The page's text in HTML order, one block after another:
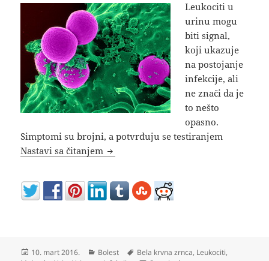
Leukociti u
urinu mogu
biti signal,
koji ukazuje
na postojanje
infekcije, ali
ne znači da je
to nešto
opasno.
Simptomi su brojni, a potvrđuju se testiranjem
Nastavi sa čitanjem Povišeni leukociti u urinu simptomi i
Objavljeno
10. mart 2016. Kategorije
Bolest Oznake
Bela krvna zrnca, Leukociti,